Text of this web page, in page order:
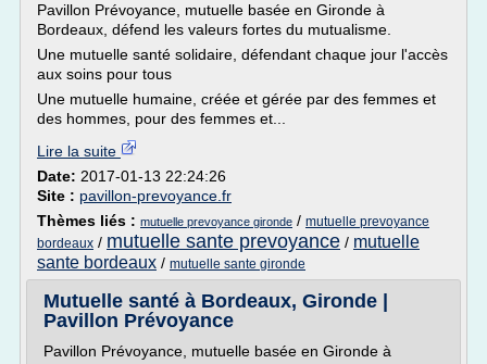
Pavillon Prévoyance, mutuelle basée en Gironde à
Bordeaux, défend les valeurs fortes du mutualisme.
Une mutuelle santé solidaire, défendant chaque jour l'accès
aux soins pour tous
Une mutuelle humaine, créée et gérée par des femmes et
des hommes, pour des femmes et...
Lire la suite
Date: 2017-01-13 22:24:26
Site : pavillon-prevoyance.fr
Thèmes liés : mutuelle prevoyance gironde / mutuelle prevoyance
bordeaux / mutuelle sante prevoyance / mutuelle
sante bordeaux / mutuelle sante gironde
Mutuelle santé à Bordeaux, Gironde |
Pavillon Prévoyance
Pavillon Prévoyance, mutuelle basée en Gironde à